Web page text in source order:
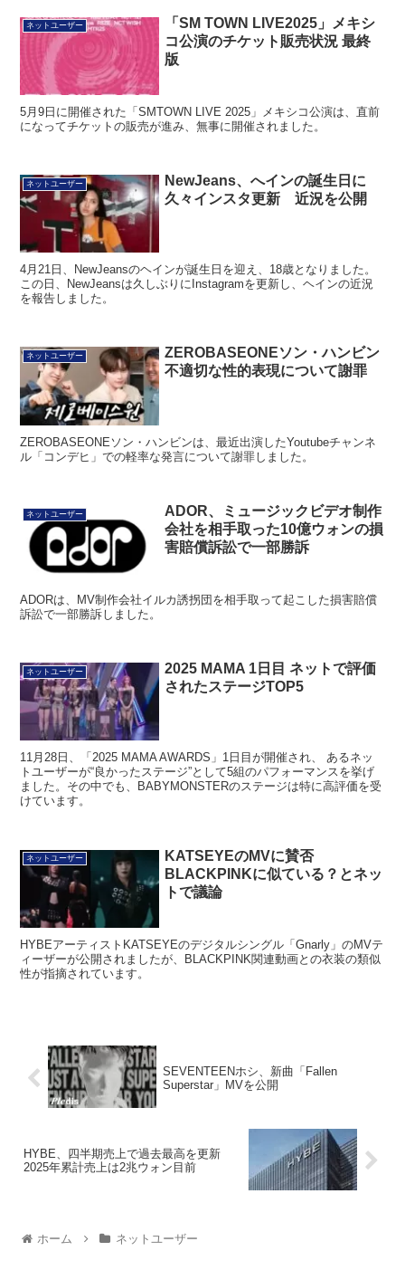
ネットユーザー
「SM TOWN LIVE2025」メキシ
コ公演のチケット販売状況 最終
版
5月9日に開催された「SMTOWN LIVE 2025」メキシコ公演は、直前
になってチケットの販売が進み、無事に開催されました。
ネットユーザー
NewJeans、へインの誕生日に
久々インスタ更新 近況を公開
4月21日、NewJeansのヘインが誕生日を迎え、18歳となりました。
この日、NewJeansは久しぶりにInstagramを更新し、ヘインの近況
を報告しました。
ネットユーザー
ZEROBASEONEソン・ハンビン
不適切な性的表現について謝罪
ZEROBASEONEソン・ハンビンは、最近出演したYoutubeチャンネ
ル「コンデヒ」での軽率な発言について謝罪しました。
ネットユーザー
ADOR、ミュージックビデオ制作
会社を相手取った10億ウォンの損
害賠償訴訟で一部勝訴
ADORは、MV制作会社イルカ誘拐団を相手取って起こした損害賠償
訴訟で一部勝訴しました。
ネットユーザー
2025 MAMA 1日目 ネットで評価
されたステージTOP5
11月28日、「2025 MAMA AWARDS」1日目が開催され、 あるネッ
トユーザーが“良かったステージ”として5組のパフォーマンスを挙げ
ました。その中でも、BABYMONSTERのステージは特に高評価を受
けています。
ネットユーザー
KATSEYEのMVに賛否
BLACKPINKに似ている？とネッ
トで議論
HYBEアーティストKATSEYEのデジタルシングル「Gnarly」のMVテ
ィーザーが公開されましたが、BLACKPINK関連動画との衣装の類似
性が指摘されています。
SEVENTEENホシ、新曲「Fallen
Superstar」MVを公開
HYBE、四半期売上で過去最高を更新
2025年累計売上は2兆ウォン目前
ホーム ネットユーザー